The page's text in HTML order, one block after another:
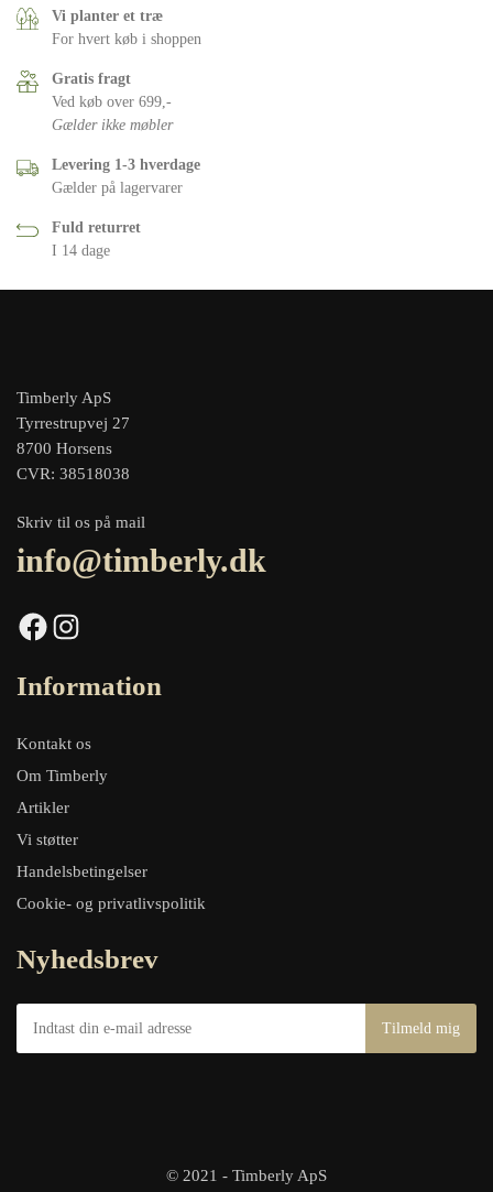
Vi planter et træ
For hvert køb i shoppen
Gratis fragt
Ved køb over 699,-
Gælder ikke møbler
Levering 1-3 hverdage
Gælder på lagervarer
Fuld returret
I 14 dage
Timberly ApS
Tyrrestrupvej 27
8700 Horsens
CVR: 38518038
Skriv til os på mail
info@timberly.dk
Facebook Instagram
Information
Kontakt os
Om Timberly
Artikler
Vi støtter
Handelsbetingelser
Cookie- og privatlivspolitik
Nyhedsbrev
© 2021 - Timberly ApS